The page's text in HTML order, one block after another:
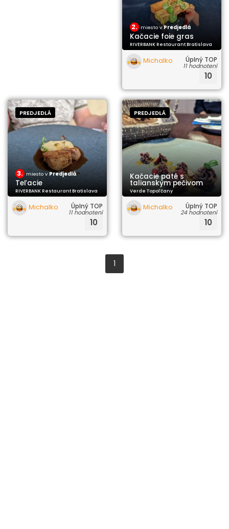
2. miesto vPredjedlá
Kačacie foie gras
RIVERBANK Restaurant Bratislava
Michalko Úplný TOP
11 hodnotení
10
PREDJEDLÁ
3. miesto vPredjedlá
Teľacie
RIVERBANK Restaurant Bratislava
Michalko Úplný TOP
11 hodnotení
10
PREDJEDLÁ
Kačacie paté s
talianskym pečivom
Verde Topoľčany
Michalko Úplný TOP
24 hodnotení
10
1